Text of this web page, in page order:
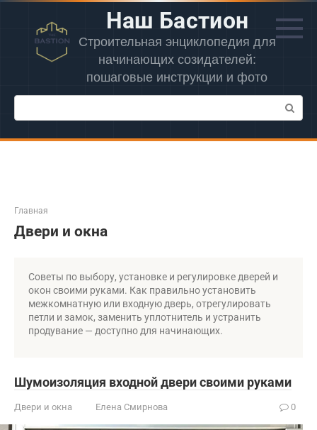
Перейти
контенту
Наш Бастион
Строительная энциклопедия для
начинающих созидателей:
пошаговые инструкции и фото
Поиск:
Главная
Двери и окна
Советы по выбору, установке и регулировке дверей и
окон своими руками. Как правильно установить
межкомнатную или входную дверь, отрегулировать
петли и замок, заменить уплотнитель и устранить
продувание — доступно для начинающих.
Шумоизоляция входной двери своими руками
Двери и окна Елена Смирнова 0